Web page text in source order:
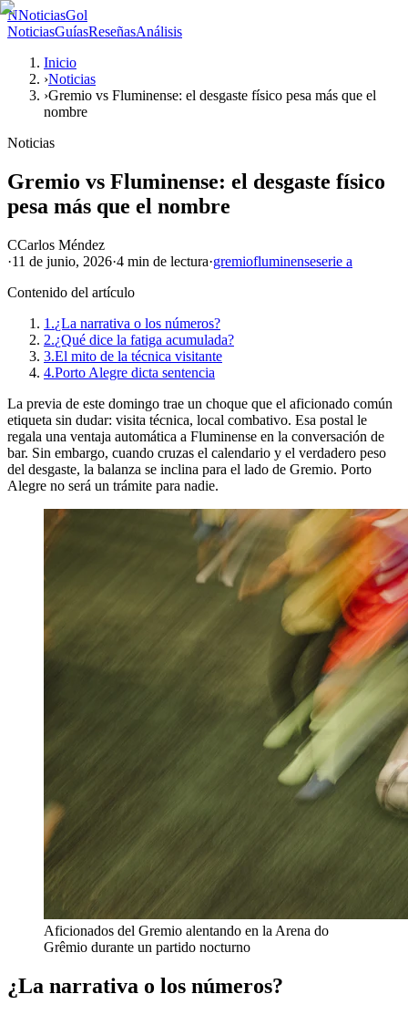
NNoticiasGol
NoticiasGuíasReseñasAnálisis
Inicio
›Noticias
›Gremio vs Fluminense: el desgaste físico pesa más que el
nombre
Noticias
Gremio vs Fluminense: el desgaste físico
pesa más que el nombre
CCarlos Méndez
·11 de junio, 2026·4 min de lectura·gremiofluminenseserie a
Contenido del artículo
1.¿La narrativa o los números?
2.¿Qué dice la fatiga acumulada?
3.El mito de la técnica visitante
4.Porto Alegre dicta sentencia
La previa de este domingo trae un choque que el aficionado común
etiqueta sin dudar: visita técnica, local combativo. Esa postal le
regala una ventaja automática a Fluminense en la conversación de
bar. Sin embargo, cuando cruzas el calendario y el verdadero peso
del desgaste, la balanza se inclina para el lado de Gremio. Porto
Alegre no será un trámite para nadie.
Aficionados del Gremio alentando en la Arena do
Grêmio durante un partido nocturno
¿La narrativa o los números?